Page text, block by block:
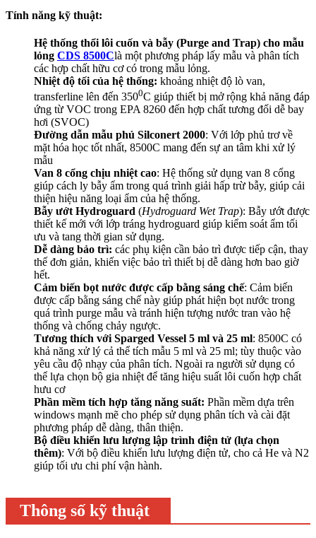
Tính năng kỹ thuật:
Hệ thống thổi lôi cuốn và bẫy (Purge and Trap) cho mẫu
lỏng CDS 8500Clà một phương pháp lấy mẫu và phân tích
các hợp chất hữu cơ có trong mẫu lỏng.
Nhiệt độ tối của hệ thống: khoảng nhiệt độ lò van,
transferline lên đến 3500C giúp thiết bị mở rộng khả năng đáp
ứng từ VOC trong EPA 8260 đến hợp chất tương đối dễ bay
hơi (SVOC)
Đường dẫn mẫu phủ Silconert 2000: Với lớp phủ trơ về
mặt hóa học tốt nhất, 8500C mang đến sự an tâm khi xử lý
mẫu
Van 8 cổng chịu nhiệt cao: Hệ thống sử dụng van 8 cổng
giúp cách ly bẫy ẩm trong quá trình giải hấp trừ bẫy, giúp cải
thiện hiệu năng loại ẩm của hệ thống.
Bẫy ướt Hydroguard (Hydroguard Wet Trap): Bẫy ướt được
thiết kế mới với lớp tráng hydroguard giúp kiểm soát ẩm tối
ưu và tang thời gian sử dụng.
Dễ dàng bảo trì: các phụ kiện cần bảo trì được tiếp cận, thay
thế đơn giản, khiến việc bảo trì thiết bị dễ dàng hơn bao giờ
hết.
Cảm biến bọt nước được cấp bằng sáng chế: Cảm biến
được cấp bằng sáng chế này giúp phát hiện bọt nước trong
quá trình purge mẫu và tránh hiện tượng nước tran vào hệ
thống và chống chảy ngược.
Tương thích với Sparged Vessel 5 ml và 25 ml: 8500C có
khả năng xử lý cả thể tích mẫu 5 ml và 25 ml; tùy thuộc vào
yêu cầu độ nhạy của phân tích. Ngoài ra người sử dụng có
thể lựa chọn bộ gia nhiệt để tăng hiệu suất lôi cuốn hợp chất
hưu cơ
Phần mềm tích hợp tăng năng suất: Phần mềm dựa trên
windows mạnh mẽ cho phép sử dụng phân tích và cài đặt
phương pháp dễ dàng, thân thiện.
Bộ điều khiển lưu lượng lập trình điện tử (lựa chọn
thêm): Với bộ điều khiển lưu lượng điện tử, cho cả He và N2
giúp tối ưu chi phí vận hành.
Thông số kỹ thuật